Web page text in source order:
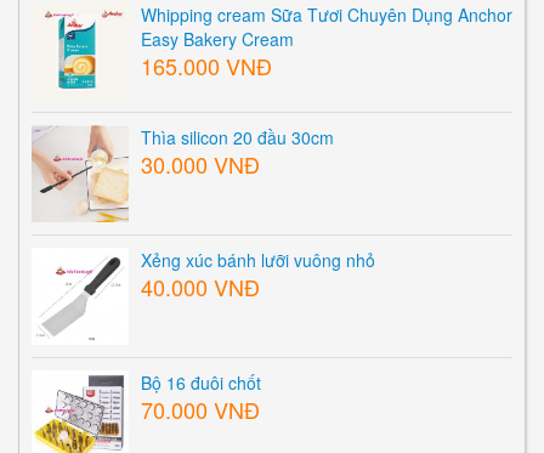
Whipping cream Sữa Tươi Chuyên Dụng Anchor
Easy Bakery Cream
165.000 VNĐ
Thìa silicon 20 đầu 30cm
30.000 VNĐ
Xẻng xúc bánh lưỡi vuông nhỏ
40.000 VNĐ
Bộ 16 đuôi chốt
70.000 VNĐ